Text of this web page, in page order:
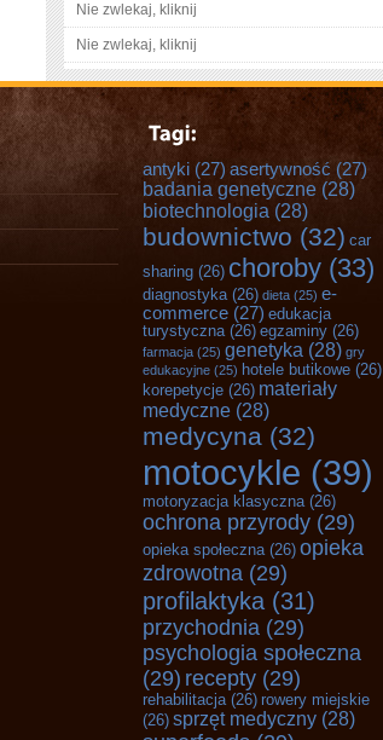
Nie zwlekaj, kliknij
Nie zwlekaj, kliknij
antyki (27) asertywność (27)
badania genetyczne (28)
biotechnologia (28)
budownictwo (32) car
sharing (26) choroby (33)
diagnostyka(26) dieta (25) e-
commerce (27) edukacja
turystyczna(26) egzaminy (26)
farmacja (25) genetyka (28) gry
edukacyjne (25) hotele butikowe (26)
korepetycje (26) materiały
medyczne (28)
medycyna (32)
motocykle (39)
motoryzacja klasyczna(26)
ochrona przyrody (29)
opieka społeczna(26) opieka
zdrowotna (29)
profilaktyka (31)
przychodnia (29)
psychologia społeczna
(29) recepty (29)
rehabilitacja(26) rowery miejskie
(26) sprzęt medyczny (28)